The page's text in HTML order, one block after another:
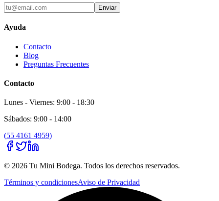
Enviar
Ayuda
Contacto
Blog
Preguntas Frecuentes
Contacto
Lunes - Viernes: 9:00 - 18:30
Sábados: 9:00 - 14:00
(55 4161 4959)
© 2026 Tu Mini Bodega. Todos los derechos reservados.
Términos y condicionesAviso de Privacidad